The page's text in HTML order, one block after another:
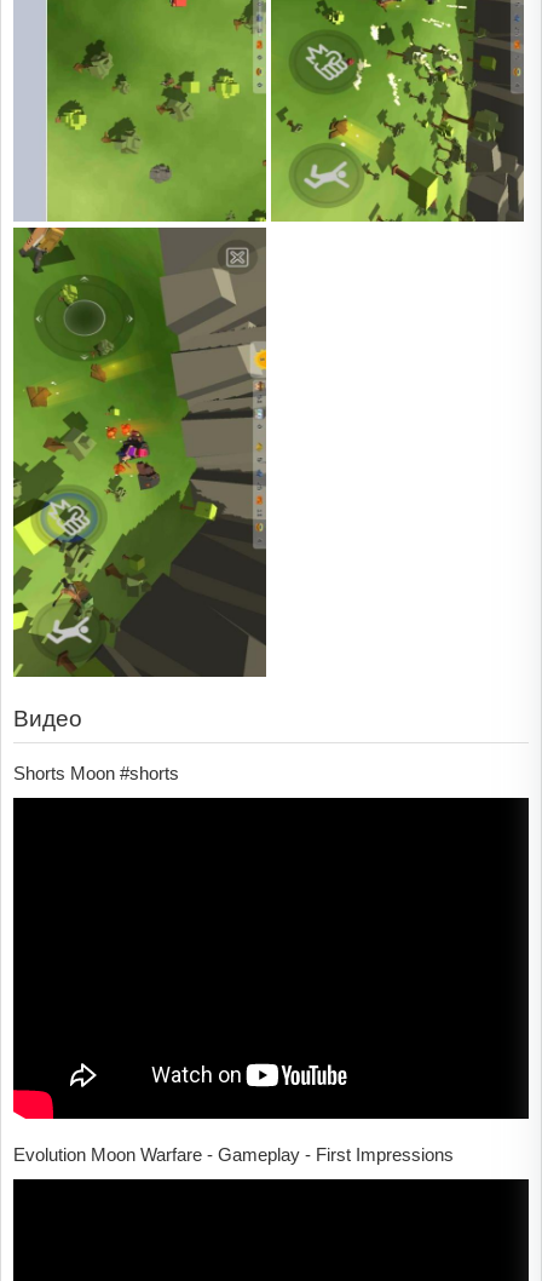
Видео
Shorts Moon #shorts
Evolution Moon Warfare - Gameplay - First Impressions